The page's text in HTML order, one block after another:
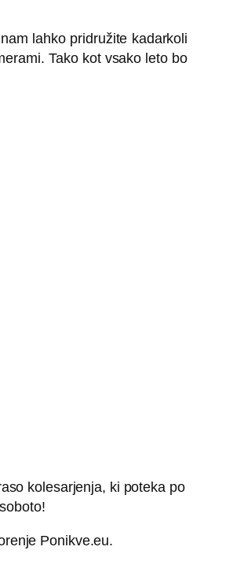
lahko pridružite kadarkoli
Tako kot vsako leto bo
kolesarjenja, ki poteka po
Ponikve.eu.